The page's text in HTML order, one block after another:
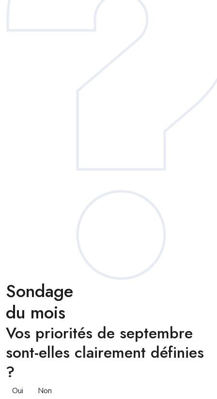
Sondage
du mois
Vos priorités de septembre
sont-elles clairement définies
?
Oui
Non